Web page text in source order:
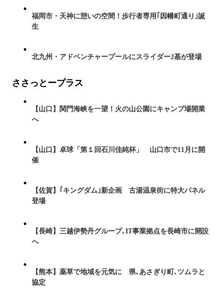
福岡市・天神に憩いの空間！歩行者専用｢因幡町通り｣誕
生
北九州・アドベンチャープールにスライダー2基が登場
ささっとープラス
【山口】関門海峡を一望！火の山公園にキャンプ場開業
へ
【山口】卓球「第１回石川佳純杯」 山口市で11月に開
催
【佐賀】｢キングダム｣新企画 古湯温泉街に特大パネル
登場
【長崎】三越伊勢丹グループ､IT事業拠点を長崎市に開設
へ
【熊本】薬草で地域を元気に 県､あさぎり町､ツムラと
協定